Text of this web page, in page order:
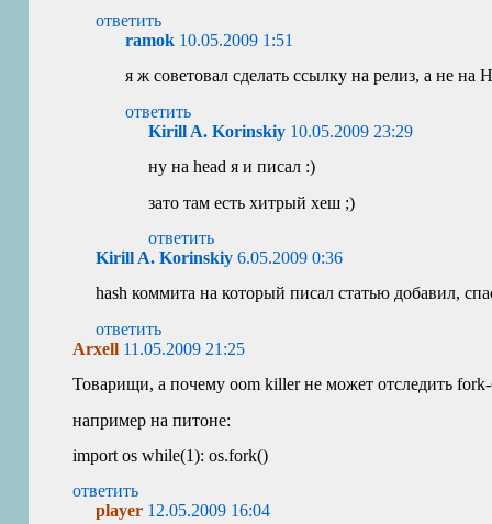
ответить
ramok 10.05.2009 1:51
я ж советовал сделать ссылку на релиз, а не на
ответить
Kirill A. Korinskiy 10.05.2009 23:29
ну на head я и писал :)
зато там есть хитрый хеш ;)
ответить
Kirill A. Korinskiy 6.05.2009 0:36
hash коммита на который писал статью добавил,
ответить
Arxell 11.05.2009 21:25
Товарищи, а почему oom killer не может отследить
например на питоне:
import os while(1): os.fork()
ответить
player 12.05.2009 16:04